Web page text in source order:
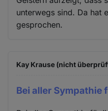
unterwegs sind. Da hat
gesprochen.
Kay Krause (nicht
Bei aller Sympathie